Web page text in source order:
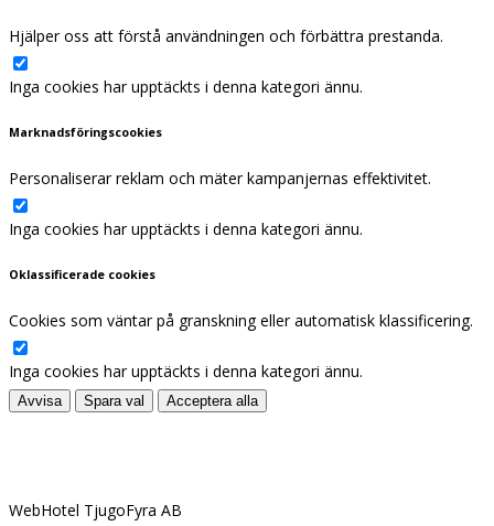
Hjälper oss att förstå användningen och förbättra prestanda.
Inga cookies har upptäckts i denna kategori ännu.
Marknadsföringscookies
Personaliserar reklam och mäter kampanjernas effektivitet.
Inga cookies har upptäckts i denna kategori ännu.
Oklassificerade cookies
Cookies som väntar på granskning eller automatisk klassificering.
Inga cookies har upptäckts i denna kategori ännu.
Avvisa Spara val Acceptera alla
WebHotel TjugoFyra AB